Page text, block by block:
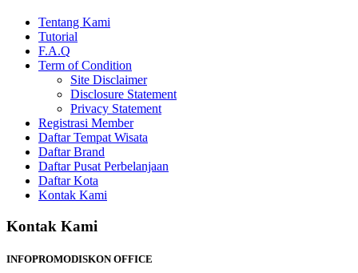
Tentang Kami
Tutorial
F.A.Q
Term of Condition
Site Disclaimer
Disclosure Statement
Privacy Statement
Registrasi Member
Daftar Tempat Wisata
Daftar Brand
Daftar Pusat Perbelanjaan
Daftar Kota
Kontak Kami
Kontak Kami
INFOPROMODISKON OFFICE